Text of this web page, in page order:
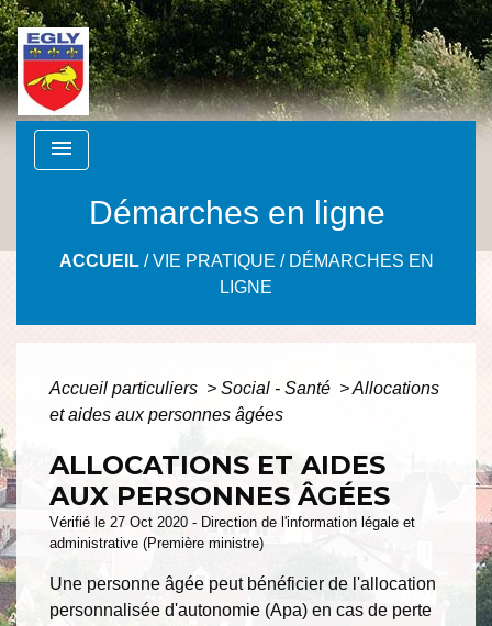
menu
Démarches en ligne
ACCUEIL/VIE PRATIQUE / DÉMARCHES EN
LIGNE
Accueil particuliers > Social - Santé >Allocations
et aides aux personnes âgées
ALLOCATIONS ET AIDES
AUX PERSONNES ÂGÉES
Vérifié le 27 Oct 2020 - Direction de l'information légale et
administrative (Première ministre)
Une personne âgée peut bénéficier de l'allocation
personnalisée d'autonomie (Apa) en cas de perte